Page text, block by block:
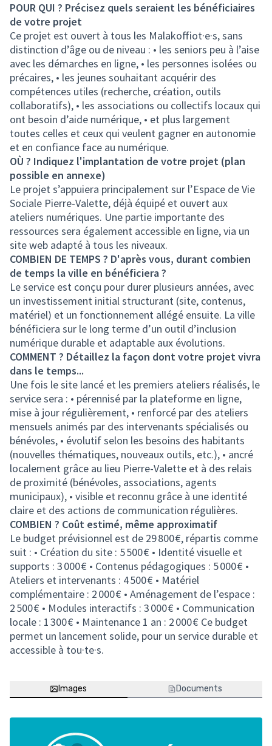
POUR QUI ? Précisez quels seraient les bénéficiaires
de votre projet
Ce projet est ouvert à tous les Malakoffiot·e·s, sans
distinction d’âge ou de niveau : • les seniors peu à l’aise
avec les démarches en ligne, • les personnes isolées ou
précaires, • les jeunes souhaitant acquérir des
compétences utiles (recherche, création, outils
collaboratifs), • les associations ou collectifs locaux qui
ont besoin d’aide numérique, • et plus largement
toutes celles et ceux qui veulent gagner en autonomie
et en confiance face au numérique.
OÙ ? Indiquez l'implantation de votre projet (plan
possible en annexe)
Le projet s’appuiera principalement sur l’Espace de Vie
Sociale Pierre-Valette, déjà équipé et ouvert aux
ateliers numériques. Une partie importante des
ressources sera également accessible en ligne, via un
site web adapté à tous les niveaux.
COMBIEN DE TEMPS ? D'après vous, durant combien
de temps la ville en bénéficiera ?
Le service est conçu pour durer plusieurs années, avec
un investissement initial structurant (site, contenus,
matériel) et un fonctionnement allégé ensuite. La ville
bénéficiera sur le long terme d’un outil d’inclusion
numérique durable et adaptable aux évolutions.
COMMENT ? Détaillez la façon dont votre projet vivra
dans le temps...
Une fois le site lancé et les premiers ateliers réalisés, le
service sera : • pérennisé par la plateforme en ligne,
mise à jour régulièrement, • renforcé par des ateliers
mensuels animés par des intervenants spécialisés ou
bénévoles, • évolutif selon les besoins des habitants
(nouvelles thématiques, nouveaux outils, etc.), • ancré
localement grâce au lieu Pierre-Valette et à des relais
de proximité (bénévoles, associations, agents
municipaux), • visible et reconnu grâce à une identité
claire et des actions de communication régulières.
COMBIEN ? Coût estimé, même approximatif
Le budget prévisionnel est de 29 800 €, répartis comme
suit : • Création du site : 5 500 € • Identité visuelle et
supports : 3 000 € • Contenus pédagogiques : 5 000 € •
Ateliers et intervenants : 4 500 € • Matériel
complémentaire : 2 000 € • Aménagement de l’espace :
2 500 € • Modules interactifs : 3 000 € • Communication
locale : 1 300 € • Maintenance 1 an : 2 000 € Ce budget
permet un lancement solide, pour un service durable et
accessible à tou·te·s.
Images Documents